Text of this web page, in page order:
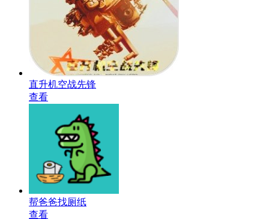
直升机空战先锋
查看
帮爸爸找厕纸
查看